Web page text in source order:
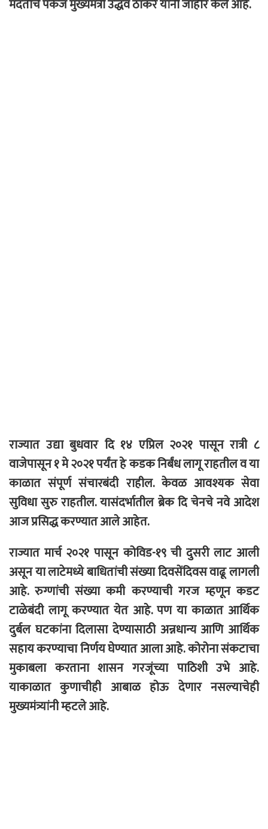
मदतीचे पॅकेज मुख्यमंत्री उद्धव ठाकरे यांनी जाहीर केले आहे.
राज्यात उद्या बुधवार दि १४ एप्रिल २०२१ पासून रात्री ८
वाजेपासून १ मे २०२१ पर्यंत हे कडक निर्बंध लागू राहतील व या
काळात संपूर्ण संचारबंदी राहील. केवळ आवश्यक सेवा
सुविधा सुरु राहतील. यासंदर्भातील ब्रेक दि चेनचे नवे आदेश
आज प्रसिद्ध करण्यात आले आहेत.
राज्यात मार्च २०२१ पासून कोविड-१९ ची दुसरी लाट आली
असून या लाटेमध्ये बाधितांची संख्या दिवसेंदिवस वाढू लागली
आहे. रुग्णांची संख्या कमी करण्याची गरज म्हणून कडट
टाळेबंदी लागू करण्यात येत आहे. पण या काळात आर्थिक
दुर्बल घटकांना दिलासा देण्यासाठी अन्नधान्य आणि आर्थिक
सहाय करण्याचा निर्णय घेण्यात आला आहे. कोरोना संकटाचा
मुकाबला करताना शासन गरजूंच्या पाठिशी उभे आहे.
याकाळात कुणाचीही आबाळ होऊ देणार नसल्याचेही
मुख्यमंत्र्यांनी म्हटले आहे.